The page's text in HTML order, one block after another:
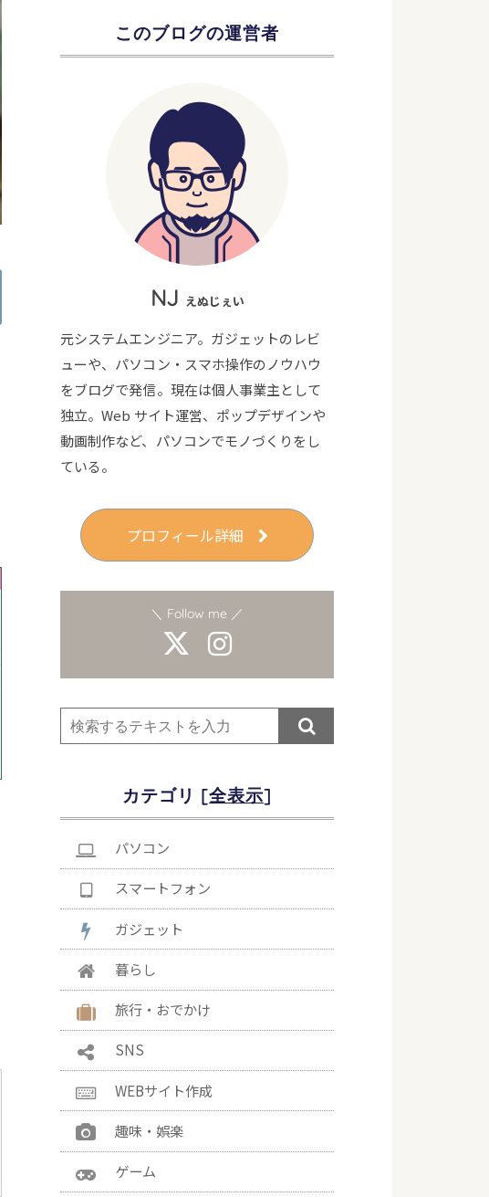
このブログの運営者
NJ えぬじぇい
元システムエンジニア。ガジェットのレビ
ューや、パソコン・スマホ操作のノウハウ
をブログで発信。現在は個人事業主として
独立。Web サイト運営、ポップデザインや
動画制作など、パソコンでモノづくりをし
ている。
プロフィール詳細
＼ Follow me ／

カテゴリ [ ]
パソコン
スマートフォン
ガジェット
暮らし
旅行・おでかけ
SNS
WEBサイト作成
趣味・娯楽
ゲーム